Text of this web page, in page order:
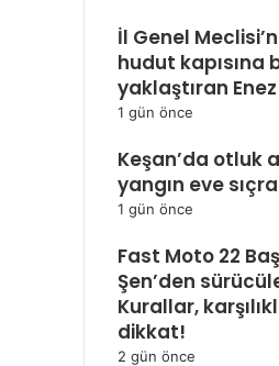
İl Genel
hudut kapısına
yaklaştıran
1 gün önce
Keşan’da otluk
yangın eve
1 gün önce
Fast Moto 22
Şen’den
Kurallar,
dikkat!
2 gün önce